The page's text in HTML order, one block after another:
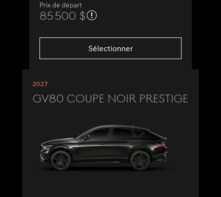
Prix de départ
85 500 $
Sélectionner
2027
GV80 Coupe Noir Prestige